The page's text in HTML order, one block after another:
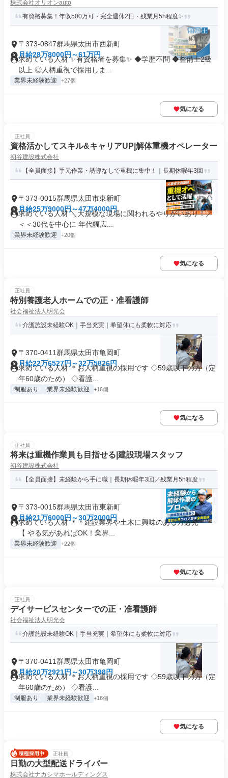
株式会社オリオンauto
有資格募集！年収500万可・完全週休2日・残業月5h程度✨
〒373-0847群馬県太田市西新町
月給28万8000円～61万円
求めている人材 ✨有資格者を募集✨ ◆学歴不問 ◆整備士2級
以上 ◎人柄重視で採用しま...
業界未経験歓迎 +27個
気になる
正社員
資格活かしてスキル&キャリアUP|解体重機オペレーター
初谷建設株式会社
【全員面接】手元作業・誘導なしで重機に集中！｜長期休暇年3回
〒373-0015群馬県太田市東新町
月給25万9000円～47万4000円
求めている人材 ＼大規模な現場に関われるやりがいあり！／
＜＜30代を中心に 年代幅広...
業界未経験歓迎 +20個
気になる
正社員
特別養護老人ホームでの正・准看護師
社会福祉法人明光会
介護施設未経験OK｜手当充実｜希望休にも柔軟に対応
〒370-0411群馬県太田市亀岡町
月給22万6527円～32万5826円
求めている人材 ＊お人柄重視の採用です ◇59歳以下の方（定
年60歳のため） ◇看護...
制服あり 業界未経験歓迎 +16個
気になる
正社員
将来は重機作業員も目指せる|建設現場スタッフ
初谷建設株式会社
【全員面接】未経験から手に職｜長期休暇年3回／残業月5h程度
〒373-0015群馬県太田市東新町
月給21万6000円～30万2000円
求めている人材 ＊＊建設業界や土木に興味のある方必見＊＊
【 やる気があればOK！業界...
業界未経験歓迎 +22個
気になる
正社員
デイサービスセンターでの正・准看護師
社会福祉法人明光会
介護施設未経験OK｜手当充実｜希望休にも柔軟に対応
〒370-0411群馬県太田市亀岡町
月給20万2921円～30万398円
求めている人材 ＊お人柄重視の採用です ◇59歳以下の方（定
年60歳のため） ◇看護...
制服あり 業界未経験歓迎 +16個
気になる
正社員
日勤の大型配送ドライバー
株式会社ナカシマホールディングス